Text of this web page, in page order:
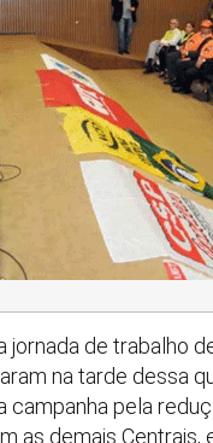
jornada de trabalho
na tarde dessa
campanha pela
as demais